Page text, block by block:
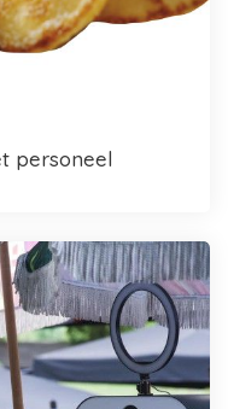
personeel